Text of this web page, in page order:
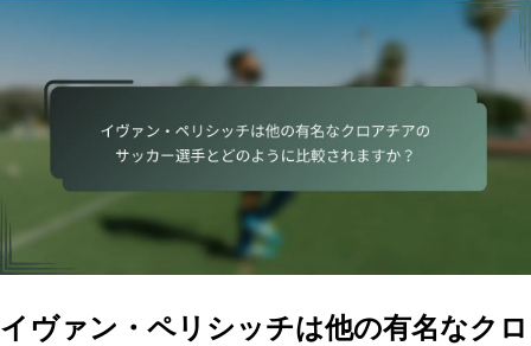
イヴァン・ペリシッチは他の有名なクロ